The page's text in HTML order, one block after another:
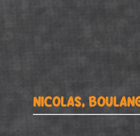
NICOLAS,